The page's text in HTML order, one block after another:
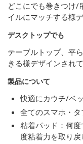
どこにでも巻きつけ/
イルにマッチする様
デスクトップでも
テーブルトップ、平
きる様デザインされて
製品について
快適にカウチ/ベ
全てのスマホ・
粘着パッド：何
度粘着力を取り戻